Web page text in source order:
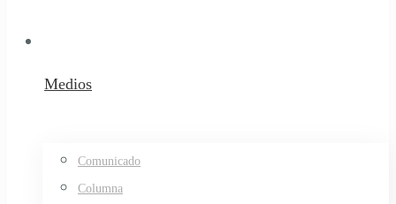
Medios
Comunicado
Columna